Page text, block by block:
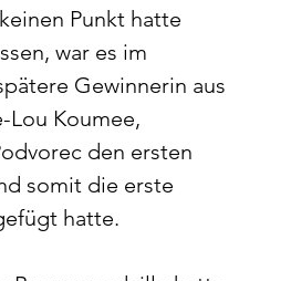
Punkt hatte
war es im
Gewinnerin aus
Lou Koumee,
den ersten
somit die erste
hatte.